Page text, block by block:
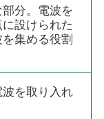
分。電波を
設けられた
集める役割
を取り入れ